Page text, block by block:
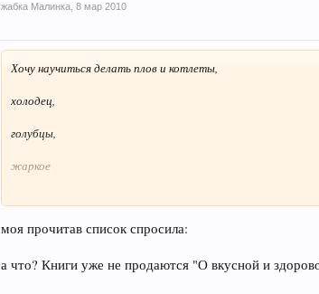
жабка Малинка 8 мар 2010
Хочу научиться делать плов и котлеты,
холодец,
голубцы,
жаркое
чанахи,
харчо,
моя прочитав список спросила:
а что? Книги уже не продаются "О вкусной и